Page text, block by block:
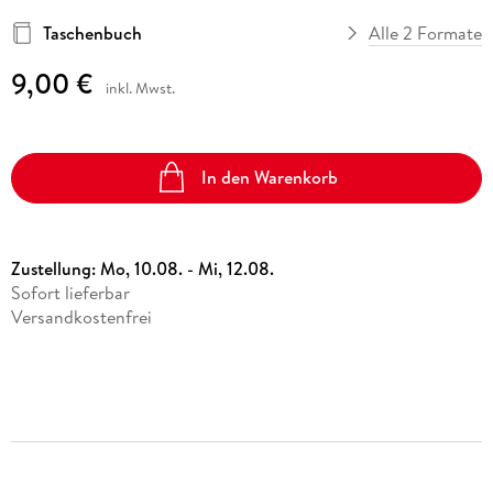
Taschenbuch
Alle 2 Formate
9,00 € inkl. Mwst.
In den Warenkorb
Zustellung:Mo, 10.08. - Mi, 12.08.
Sofort lieferbar
Versandkostenfrei